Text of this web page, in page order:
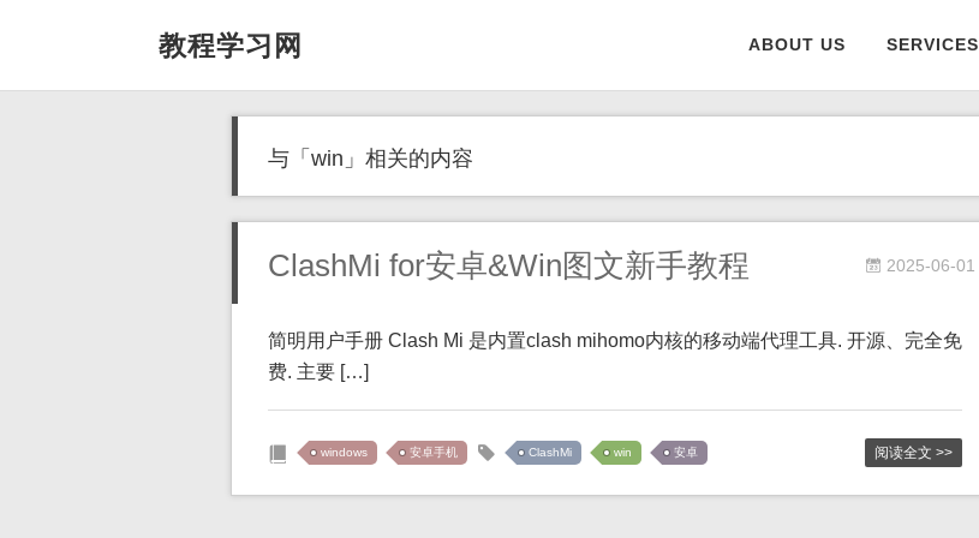
教程学习网 ABOUT US SERVICES
与「win」相关的内容
ClashMi for安卓&Win图文新手教程 2025-06-01
简明用户手册​ Clash Mi 是内置clash mihomo内核的移动端代理工具. 开源、完全免
费. 主要 […]
windows 安卓手机 ClashMi win 安卓 阅读全文 >>